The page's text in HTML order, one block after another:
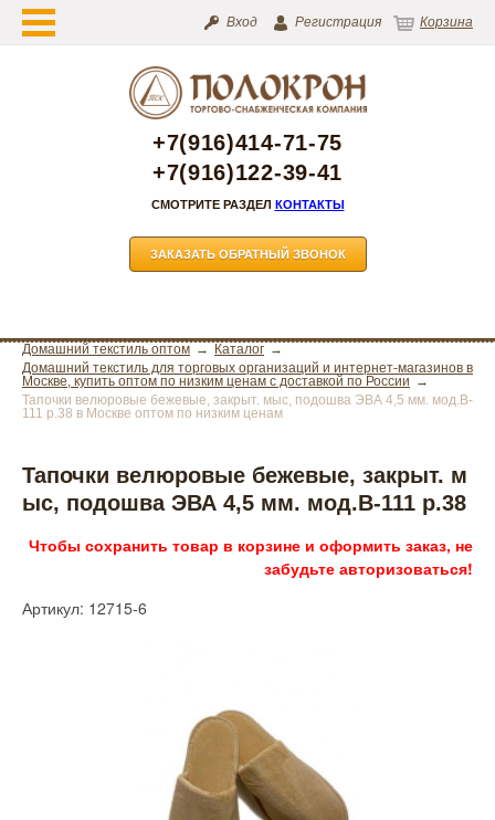
Вход Регистрация Корзина
+7(916)414-71-75
+7(916)122-39-41
СМОТРИТЕ РАЗДЕЛ КОНТАКТЫ
ЗАКАЗАТЬ ОБРАТНЫЙ ЗВОНОК
Домашний текстиль оптом
Каталог
Домашний текстиль для торговых организаций и интернет-магазинов в
Москве, купить оптом по низким ценам с доставкой по России
Тапочки велюровые бежевые, закрыт. мыс, подошва ЭВА 4,5 мм. мод.В-
111 р.38 в Москве оптом по низким ценам
Тапочки велюровые бежевые, закрыт. м
ыс, подошва ЭВА 4,5 мм. мод.В-111 р.38
Чтобы сохранить товар в корзине и оформить заказ, не
забудьте авторизоваться!
Артикул: 12715-6